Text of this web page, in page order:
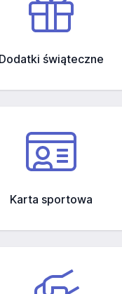
Dodatki świąteczne
Karta sportowa